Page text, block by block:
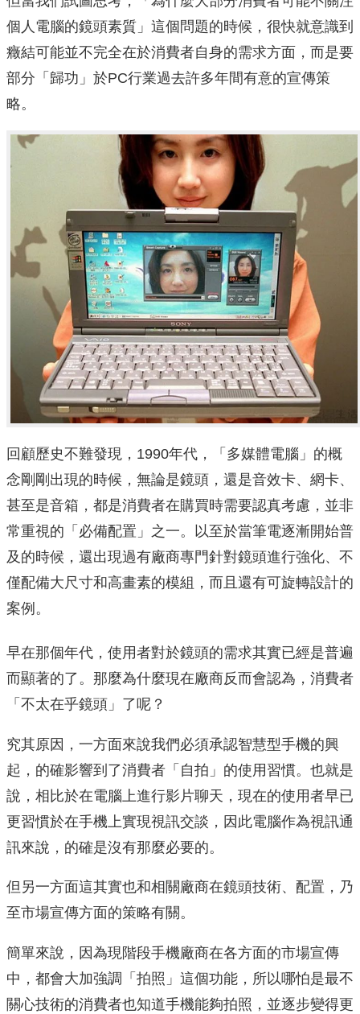
個人電腦的鏡頭素質」這個問題的時候，很快就意識到
癥結可能並不完全在於消費者自身的需求方面，而是要
部分「歸功」於PC行業過去許多年間有意的宣傳策
略。
回顧歷史不難發現，1990年代，「多媒體電腦」的概
念剛剛出現的時候，無論是鏡頭，還是音效卡、網卡、
甚至是音箱，都是消費者在購買時需要認真考慮，並非
常重視的「必備配置」之一。以至於當筆電逐漸開始普
及的時候，還出現過有廠商專門針對鏡頭進行強化、不
僅配備大尺寸和高畫素的模組，而且還有可旋轉設計的
案例。
早在那個年代，使用者對於鏡頭的需求其實已經是普遍
而顯著的了。那麼為什麼現在廠商反而會認為，消費者
「不太在乎鏡頭」了呢？
究其原因，一方面來說我們必須承認智慧型手機的興
起，的確影響到了消費者「自拍」的使用習慣。也就是
說，相比於在電腦上進行影片聊天，現在的使用者早已
更習慣於在手機上實現視訊交談，因此電腦作為視訊通
訊來說，的確是沒有那麼必要的。
但另一方面這其實也和相關廠商在鏡頭技術、配置，乃
至市場宣傳方面的策略有關。
簡單來說，因為現階段手機廠商在各方面的市場宣傳
中，都會大加強調「拍照」這個功能，所以哪怕是最不
關心技術的消費者也知道手機能夠拍照，並逐步變得更